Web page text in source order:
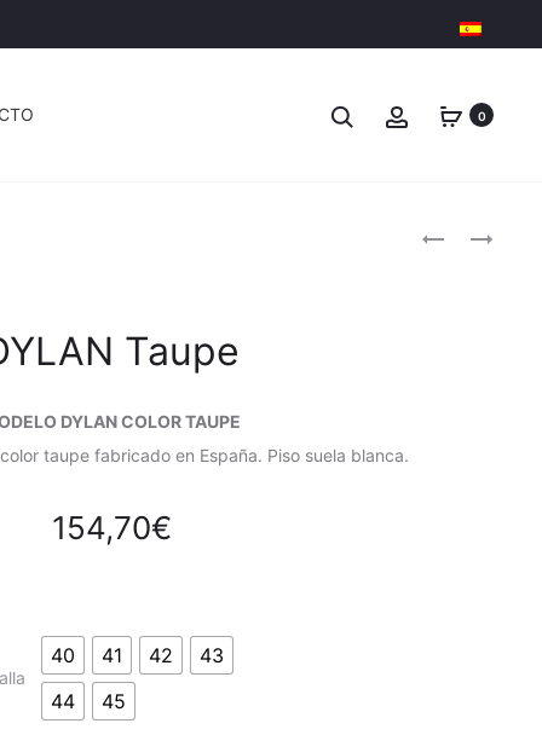
0
Taupe
DYLAN COLOR TAUPE
taupe fabricado en España. Piso suela blanca.
154,70€
40 41 42
43
44
45